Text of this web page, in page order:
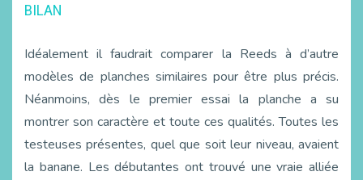
BILAN
Idéalement il faudrait comparer la Reeds à d’autre
modèles de planches similaires pour être plus précis.
Néanmoins, dès le premier essai la planche a su
montrer son caractère et toute ces qualités. Toutes les
testeuses présentes, quel que soit leur niveau, avaient
la banane. Les débutantes ont trouvé une vraie alliée